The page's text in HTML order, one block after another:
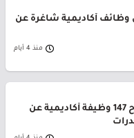
وظائف أكاديمية شاغرة عن
منذ 4 أيام
جامعة القصيم تعلن طرح 147 وظيفة أكاديمية عن